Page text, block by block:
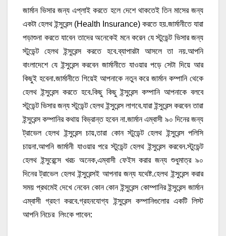
জার্মান ভিসার জন্য এপ্লাই করতে হলে দেশে থাকতেই তিন মাসের জন্য
একটা হেলথ ইন্সুরেন্স (Health Insurance) করতে হয়.জার্মানীতে যারা
পড়াশুনা করতে যাবেন তাদের অনেকেই মনে করেন যে স্টুডেন্ট ভিসার জন্য
স্টুডেন্ট হেলথ ইন্সুরেন্স করতে হবে.ব্যাপারটা আসলে তা নয়.আপনি
বাংলাদেশে যে ইন্সুরেন্স করবেন জার্মানীতে যাওয়ার পড়ে সেটা দিয়ে আর
কিছুই হবেনা.জার্মানীতে গিয়েই আপনাকে নতুন করে জার্মান কম্পানি থেকে
হেলথ ইন্সুরেন্স করতে হবে.কিছু কিছু ইন্সুরেন্স কম্পানি আপনাকে বলবে
স্টুডেন্ট ভিসার জন্য স্টুডেন্ট হেলথ ইন্সুরেন্স লাগবে.যারা ইন্সুরেন্স করবেন তারা
ইন্সুরেন্স কম্পানির কথায় বিভ্রান্ত হবেন না.জার্মান এম্বাসী ৯০ দিনের জন্য
ট্রাভেল হেলথ ইন্সুরেন্স চায়,তারা কোন স্টুডেন্ট হেলথ ইন্সুরেন্স পলিসি
চায়না.আপনি জার্মানী যাওয়ার পরে স্টুডেন্ট হেলথ ইন্সুরেন্স করবেন.স্টুডেন্ট
হেলথ ইন্সুরেন্সে খরচ অনেক,এম্বাসী ফেইস করার জন্য শুধুমাত্র ৯০
দিনের ট্রাভেল হেলথ ইন্সুরেন্সই আপনার জন্য যথেষ্ট.হেলথ ইন্সুরেন্স করার
সময় প্রথমেই দেখে নেবেন কোন কোন ইন্সুরেন্স কোম্পানির ইন্সুরেন্স জার্মান
এম্বাসী গ্রহণ করবে.গ্রহনযোগ্য ইন্সুরেন্স কম্পানিগুলোর একটি লিস্ট
আপনি নিচের লিংকে পাবেন: